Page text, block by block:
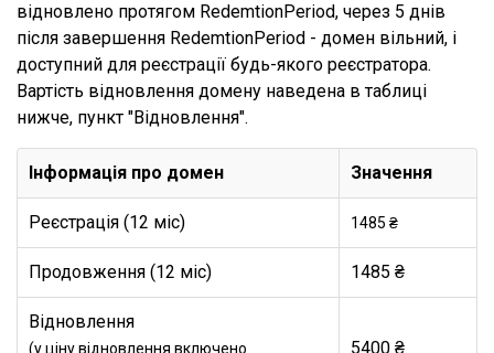
відновлено протягом RedemtionPeriod, через 5 днів
після завершення RedemtionPeriod - домен вільний, і
доступний для реєстрації будь-якого реєстратора.
Вартість відновлення домену наведена в таблиці
нижче, пункт "Відновлення".
Інформація про домен Значення
Реєстрація (12 міс) 1485 ₴
Продовження (12 міс) 1485 ₴
Відновлення
(у ціну відновлення включено 5400 ₴